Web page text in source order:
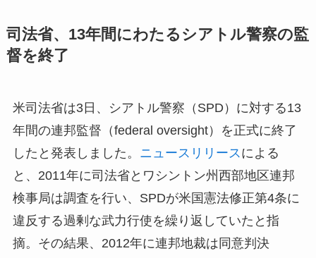
司法省、13年間にわたるシアトル警察の監
督を終了
米司法省は3日、シアトル警察（SPD）に対する13
年間の連邦監督（federal oversight）を正式に終了
したと発表しました。 ニュースリリースによる
と、2011年に司法省とワシントン州西部地区連邦
検事局は調査を行い、SPDが米国憲法修正第4条に
違反する過剰な武力行使を繰り返していたと指
摘。その結果、2012年に連邦地裁は同意判決